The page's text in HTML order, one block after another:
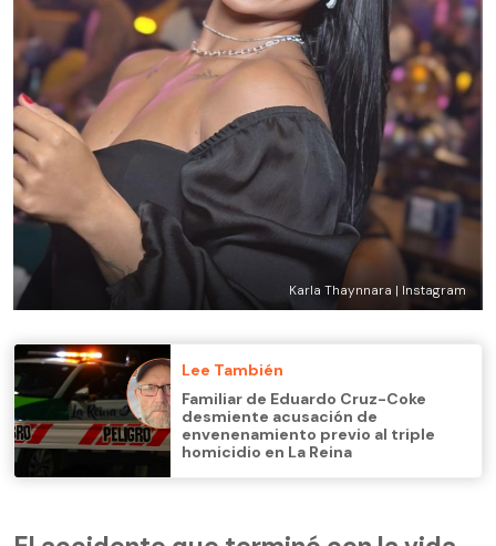
Karla Thaynnara | Instagram
Lee También
Familiar de Eduardo Cruz-Coke
desmiente acusación de
envenenamiento previo al triple
homicidio en La Reina